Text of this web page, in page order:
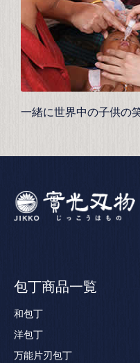
一緒に世界中の子供の
包丁商品一覧
和包丁
洋包丁
万能片刃包丁